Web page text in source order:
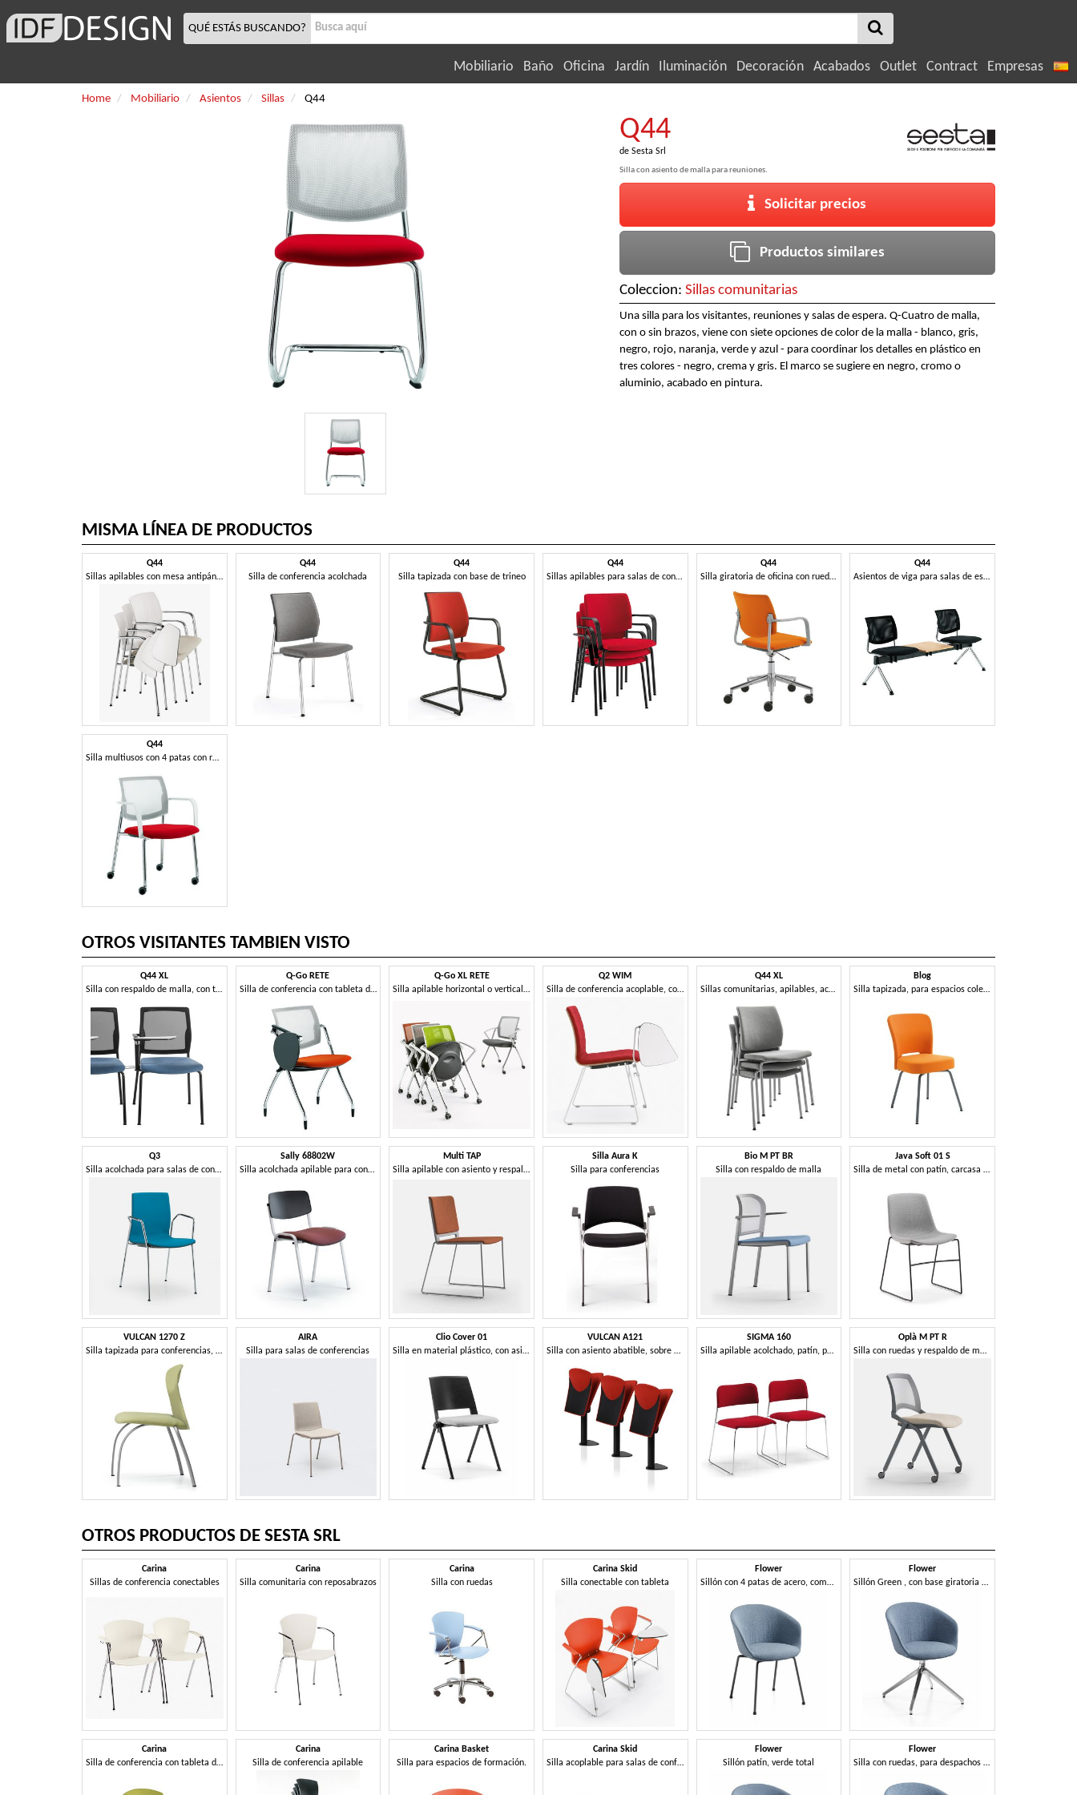
QUÉ ESTÁS BUSCANDO?
Mobiliario Baño Oficina Jardín Iluminación Decoración Acabados Outlet Contract Empresas
Home Mobiliario Asientos Sillas Q44
Q44
de Sesta Srl
Silla con asiento de malla para reuniones.
Solicitar precios
Productos similares
Coleccion: Sillas comunitarias
Una silla para los visitantes, reuniones y salas de espera. Q-Cuatro de malla,
con o sin brazos, viene con siete opciones de color de la malla - blanco, gris,
negro, rojo, naranja, verde y azul - para coordinar los detalles en plástico en
tres colores - negro, crema y gris. El marco se sugiere en negro, cromo o
aluminio, acabado en pintura.
MISMA LÍNEA DE PRODUCTOS
Q44
Sillas apilables con mesa antipánico.
Q44
Silla de conferencia acolchada
Q44
Silla tapizada con base de trineo
Q44
Sillas apilables para salas de conferencias.
Q44
Silla giratoria de oficina con ruedas
Q44
Asientos de viga para salas de espera.
Q44
Silla multiusos con 4 patas con ruedas.
OTROS VISITANTES TAMBIEN VISTO
Q44 XL
Silla con respaldo de malla, con tablilla de escritura
Q-Go RETE
Silla de conferencia con tableta de escritura, respaldo de malla
Q-Go XL RETE
Silla apilable horizontal o verticalmente.
Q2 WIM
Silla de conferencia acoplable, con tableta de escritura
Q44 XL
Sillas comunitarias, apilables, acolchadas
Blog
Silla tapizada, para espacios colectivos.
Q3
Silla acolchada para salas de conferencias.
Sally 68802W
Silla acolchada apilable para conferencias y cursos
Multi TAP
Silla apilable con asiento y respaldo tapizados
Silla Aura K
Silla para conferencias
Bio M PT BR
Silla con respaldo de malla
Java Soft 01 S
Silla de metal con patín, carcasa acolchada
VULCAN 1270 Z
Silla tapizada para conferencias, con base de metal
AIRA
Silla para salas de conferencias
Clio Cover 01
Silla en material plástico, con asiento acolchado.
VULCAN A121
Silla con asiento abatible, sobre columna independiente
SIGMA 160
Silla apilable acolchado, patín, para la sala de reuniones
Oplà M PT R
Silla con ruedas y respaldo de malla, apilable
OTROS PRODUCTOS DE SESTA SRL
Carina
Sillas de conferencia conectables
Carina
Silla de conferencia con tableta de escritura
Carina
Silla comunitaria con reposabrazos
Carina
Silla de conferencia apilable
Carina
Silla con ruedas
Carina Basket
Silla para espacios de formación.
Carina Skid
Silla conectable con tableta
Carina Skid
Silla acoplable para salas de conferencias
Flower
Sillón con 4 patas de acero, completamente desenfundable.
Flower
Sillón patín, verde total
Flower
Sillón Green , con base giratoria de araña de aluminio.
Flower
Silla con ruedas, para despachos y salas de reuniones